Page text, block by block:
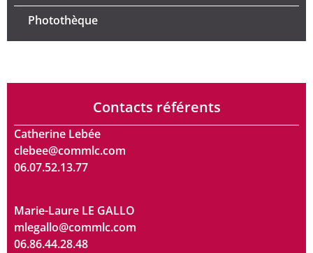
Photothèque
Contacts référents
Catherine Lebée
clebee@commlc.com
06.07.52.13.77
Marie-Laure LE GALLO
mlegallo@commlc.com
06.86.44.28.48